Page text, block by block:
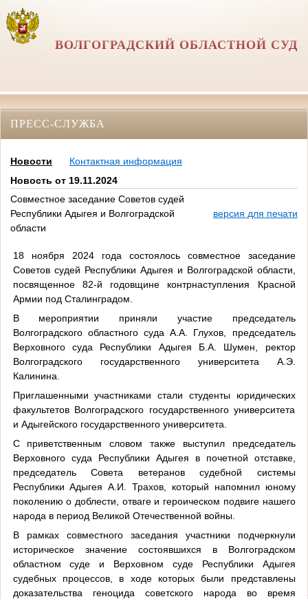
ВОЛГОГРАДСКИЙ ОБЛАСТНОЙ СУД
ПРЕСС-СЛУЖБА
Новости
Контактная информация
Новость от 19.11.2024
Совместное заседание Советов судей
Республики Адыгея и Волгоградской
области
версия для печати
18 ноября 2024 года состоялось совместное заседание
Советов судей Республики Адыгея и Волгоградской области,
посвященное 82-й годовщине контрнаступления Красной
Армии под Сталинградом.
В мероприятии приняли участие председатель
Волгоградского областного суда А.А. Глухов, председатель
Верховного суда Республики Адыгея Б.А. Шумен, ректор
Волгоградского государственного университета А.Э.
Калинина.
Приглашенными участниками стали студенты юридических
факультетов Волгоградского государственного университета
и Адыгейского государственного университета.
С приветственным словом также выступил председатель
Верховного суда Республики Адыгея в почетной отставке,
председатель Совета ветеранов судебной системы
Республики Адыгея А.И. Трахов, который напомнил юному
поколению о доблести, отваге и героическом подвиге нашего
народа в период Великой Отечественной войны.
В рамках совместного заседания участники подчеркнули
историческое значение состоявшихся в Волгоградском
областном суде и Верховном суде Республики Адыгея
судебных процессов, в ходе которых были представлены
доказательства геноцида советского народа во время